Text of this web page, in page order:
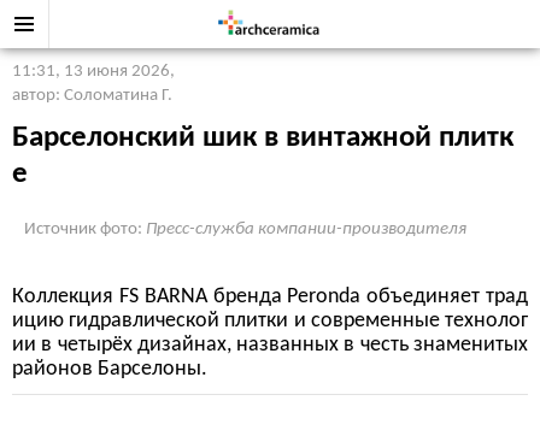
11:31, 13 июня 2026,
автор: Соломатина Г.
Барселонский шик в винтажной плитк
е
Источник фото: Пресс-служба компании-производителя
Коллекция FS BARNA бренда Peronda объединяет трад
ицию гидравлической плитки и современные технолог
ии в четырёх дизайнах, названных в честь знаменитых
районов Барселоны.